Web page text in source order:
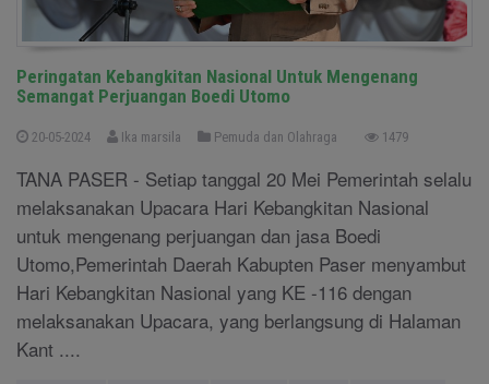
Peringatan Kebangkitan Nasional Untuk Mengenang
Semangat Perjuangan Boedi Utomo
20-05-2024 Ika marsila Pemuda dan Olahraga 1479
TANA PASER - Setiap tanggal 20 Mei Pemerintah selalu
melaksanakan Upacara Hari Kebangkitan Nasional
untuk mengenang perjuangan dan jasa Boedi
Utomo,Pemerintah Daerah Kabupten Paser menyambut
Hari Kebangkitan Nasional yang KE -116 dengan
melaksanakan Upacara, yang berlangsung di Halaman
Kant ....